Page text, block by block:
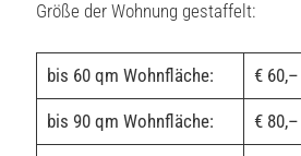
Größe der Wohnung gestaffelt:
bis 60 qm Wohnfläche: € 60,–
bis 90 qm Wohnfläche: € 80,–